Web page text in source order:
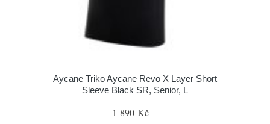
Aycane Triko Aycane Revo X Layer Short
Sleeve Black SR, Senior, L
1 890 Kč